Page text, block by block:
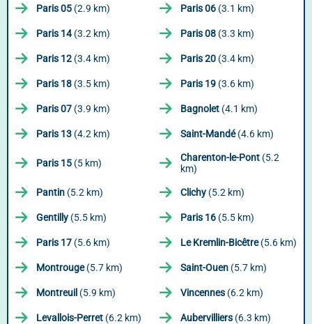
Paris 05 (2.9 km) Paris 06 (3.1 km)
Paris 14(3.2 km) Paris 08 (3.3 km)
Paris 12 (3.4 km) Paris 20 (3.4 km)
Paris 18 (3.5 km) Paris 19 (3.6 km)
Paris 07 (3.9 km) Bagnolet (4.1 km)
Paris 13 (4.2 km) Saint-Mandé(4.6 km)
Paris 15 (5 km) Charenton-le-Pont (5.2
km)
Pantin (5.2 km) Clichy (5.2 km)
Gentilly (5.5 km) Paris 16 (5.5 km)
Paris 17 (5.6 km) Le Kremlin-Bicêtre(5.6 km)
Montrouge(5.7 km) Saint-Ouen (5.7 km)
Montreuil (5.9 km) Vincennes (6.2 km)
Levallois-Perret (6.2 km) Aubervilliers (6.3 km)